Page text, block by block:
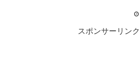
スポンサーリンク